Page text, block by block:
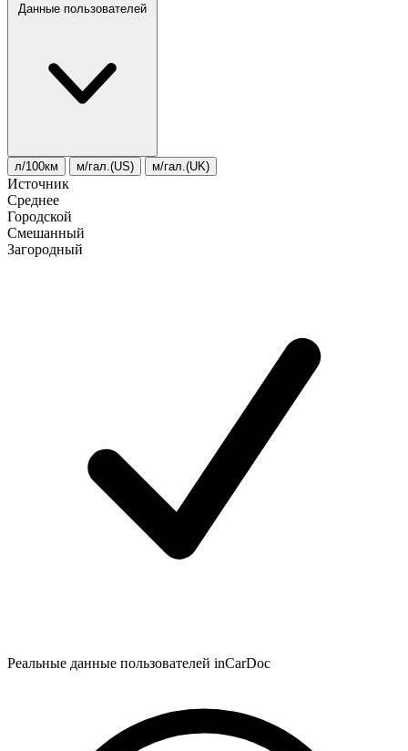
Данные пользователей
л/100км м/гал.(US) м/гал.(UK)
Источник
Среднее
Городской
Смешанный
Загородный
Реальные данные пользователей inCarDoc